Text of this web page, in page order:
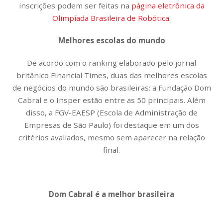
inscrições podem ser feitas na página eletrônica da
Olimpíada Brasileira de Robótica.
Melhores escolas do mundo
De acordo com o ranking elaborado pelo jornal
britânico Financial Times, duas das melhores escolas
de negócios do mundo são brasileiras: a Fundação Dom
Cabral e o Insper estão entre as 50 principais. Além
disso, a FGV-EAESP (Escola de Administração de
Empresas de São Paulo) foi destaque em um dos
critérios avaliados, mesmo sem aparecer na relação
final.
Dom Cabral é a melhor brasileira